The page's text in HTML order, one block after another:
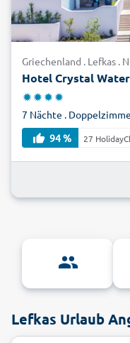
günstigen Preis!
Griechenland . Lefkas .
Hotel Crystal
7 Nächte .
94 %
27
Lefkas Urlaub